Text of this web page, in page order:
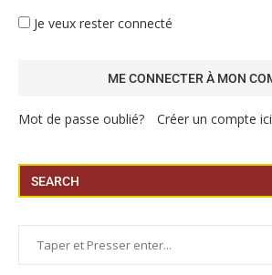
Je veux rester connecté
Mot de passe oublié? Créer un compte ici
SEARCH